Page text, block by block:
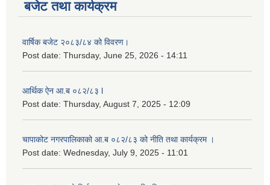
बजेट तथा कार्यक्रम
वार्षिक बजेट २०८३/८४ को विवरण।
Post date: Thursday, June 25, 2026 - 14:11
आर्थिक ऐन आ.ब ०८२/८३ l
Post date: Thursday, August 7, 2025 - 12:09
चापाकोट नगरपालिकाको आ.ब ०८२/८३ को नीति तथा कार्यक्रम ।
Post date: Wednesday, July 9, 2025 - 11:01